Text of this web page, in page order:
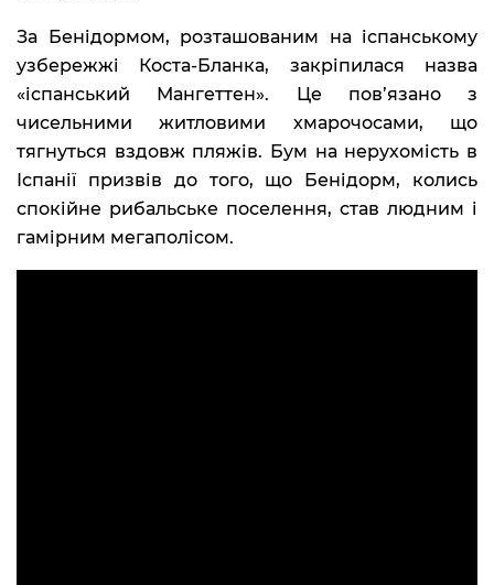
За Бенідормом, розташованим на іспанському
узбережжі Коста-Бланка, закріпилася назва
«іспанський Мангеттен». Це пов’язано з
чисельними житловими хмарочосами, що
тягнуться вздовж пляжів. Бум на нерухомість в
Іспанії призвів до того, що Бенідорм, колись
спокійне рибальське поселення, став людним і
гамірним мегаполісом.